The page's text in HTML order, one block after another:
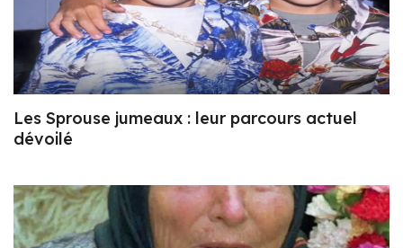
Les Sprouse jumeaux : leur parcours actuel
dévoilé